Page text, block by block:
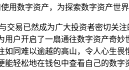
用数字资产，为探索数字资产世
易已然成为广大投资者密切关
户开启了一扇通往数字资产奇
同难以逾越的高山，令人心生
轻松地在钱包中查看自己的数